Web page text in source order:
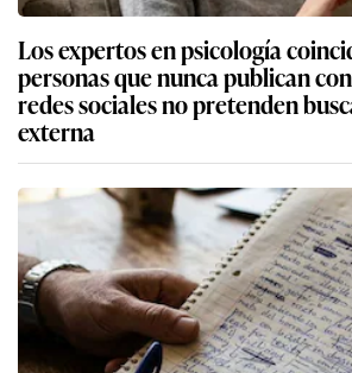
Los expertos en psicología
personas que nunca publican
redes sociales no pretenden
externa